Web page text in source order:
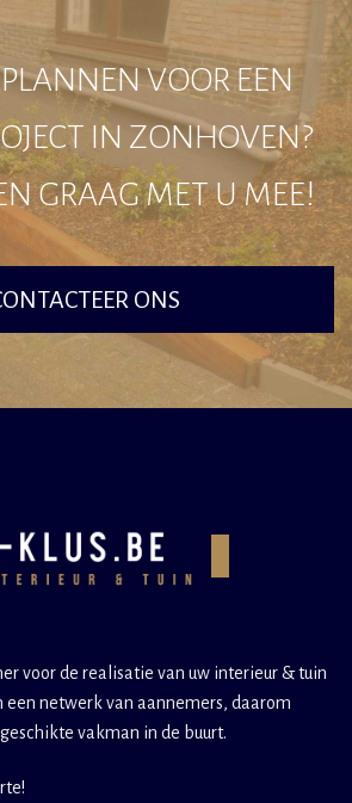
VOOR EEN
IN ZONHOVEN?
GRAAG MET U MEE!
ONS
voor de realisatie van uw interieur & tuin
een netwerk van aannemers, daarom
vakman in de buurt.